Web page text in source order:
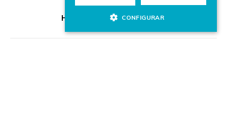
HR Excellence in Research
CONFIGURAR